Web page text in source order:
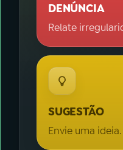
DENÚNCIA
Relate
SUGESTÃO
Envie uma ideia.